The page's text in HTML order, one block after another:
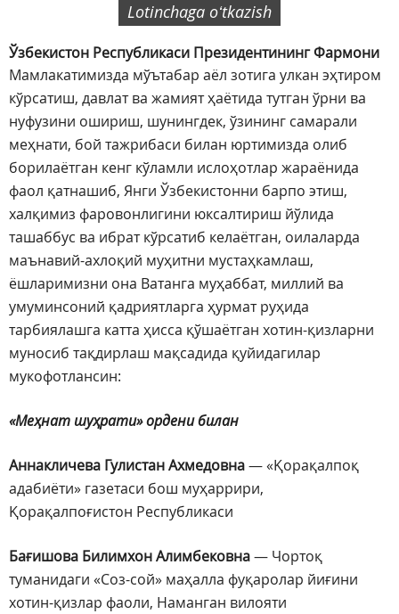
Lotinchaga oʻtkazish
Ўзбекистон Республикаси Президентининг Фармони
Мамлакатимизда мўътабар аёл зотига улкан эҳтиром
кўрсатиш, давлат ва жамият ҳаётида тутган ўрни ва
нуфузини ошириш, шунингдек, ўзининг самарали
меҳнати, бой тажрибаси билан юртимизда олиб
борилаётган кенг кўламли ислоҳотлар жараёнида
фаол қатнашиб, Янги Ўзбекистонни барпо этиш,
халқимиз фаровонлигини юксалтириш йўлида
ташаббус ва ибрат кўрсатиб келаётган, оилаларда
маънавий-ахлоқий муҳитни мустаҳкамлаш,
ёшларимизни она Ватанга муҳаббат, миллий ва
умуминсоний қадриятларга ҳурмат руҳида
тарбиялашга катта ҳисса қўшаётган хотин-қизларни
муносиб тақдирлаш мақсадида қуйидагилар
мукофотлансин:
«Меҳнат шуҳрати» ордени билан
Аннакличева Гулистан Ахмедовна— «Қорақалпоқ
адабиёти» газетаси бош муҳаррири,
Қорақалпоғистон Республикаси
Бағишова Билимхон Алимбековна— Чортоқ
туманидаги «Соз-сой» маҳалла фуқаролар йиғини
хотин-қизлар фаоли, Наманган вилояти